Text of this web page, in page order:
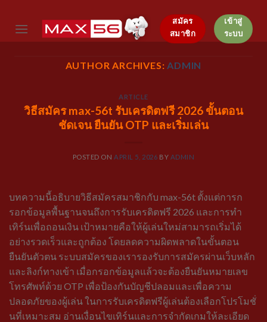
content
สมัคร
สมาชิก
เข้าสู่
ระบบ
AUTHOR ARCHIVES:ADMIN
ARTICLE
วิธีสมัคร max-56t รับเครดิตฟรี 2026 ขั้นตอน
ชัดเจน ยืนยัน OTP และเริ่มเล่น
POSTED ON APRIL 5, 2026 BY ADMIN
บทความนี้อธิบายวิธีสมัครสมาชิกกับ max-56t ตั้งแต่การก
รอกข้อมูลพื้นฐานจนถึงการรับเครดิตฟรี 2026 และการทำ
เทิร์นเพื่อถอนเงิน เป้าหมายคือให้ผู้เล่นใหม่สามารถเริ่มได้
อย่างรวดเร็วและถูกต้อง โดยลดความผิดพลาดในขั้นตอน
ยืนยันตัวตน ระบบสมัครของเรารองรับการสมัครผ่านเว็บหลัก
และลิงก์ทางเข้า เมื่อกรอกข้อมูลแล้วจะต้องยืนยันหมายเลข
โทรศัพท์ด้วย OTP เพื่อป้องกันบัญชีปลอมและเพื่อความ
ปลอดภัยของผู้เล่น ในการรับเครดิตฟรีผู้เล่นต้องเลือกโปรโมชั่
นที่เหมาะสม อ่านเงื่อนไขเทิร์นและการจำกัดเกมให้ละเอียด